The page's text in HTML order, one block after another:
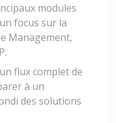
modules
focus sur la
Management,
flux complet de
à un
des solutions